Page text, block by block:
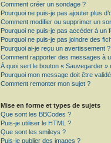
Comment créer un sondage ?
Pourquoi ne puis-je pas ajouter plus
Comment modifier ou supprimer un
Pourquoi ne puis-je pas accéder à un
Pourquoi ne puis-je pas joindre des
Pourquoi ai-je reçu un avertissement ?
Comment rapporter des messages à
À quoi sert le bouton « Sauvegarder
Pourquoi mon message doit être
Comment remonter mon sujet ?
Mise en forme et types de sujets
Que sont les BBCodes ?
Puis-je utiliser le HTML ?
Que sont les smileys ?
Puis-je publier des images ?